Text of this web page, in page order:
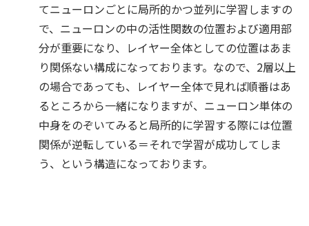
てニューロンごとに局所的かつ並列に学習しますの
で、ニューロンの中の活性関数の位置および適用部
分が重要になり、レイヤー全体としての位置はあま
り関係ない構成になっております。なので、2層以上
の場合であっても、レイヤー全体で見れば順番はあ
るところから一緒になりますが、ニューロン単体の
中身をのぞいてみると局所的に学習する際には位置
関係が逆転している＝それで学習が成功してしま
う、という構造になっております。